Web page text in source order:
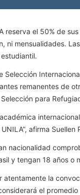
reserva el 50% de
ni mensualidades.
Selección
remanentes de
para
afirma
nacionalidad
y tengan 18 años o
la
el